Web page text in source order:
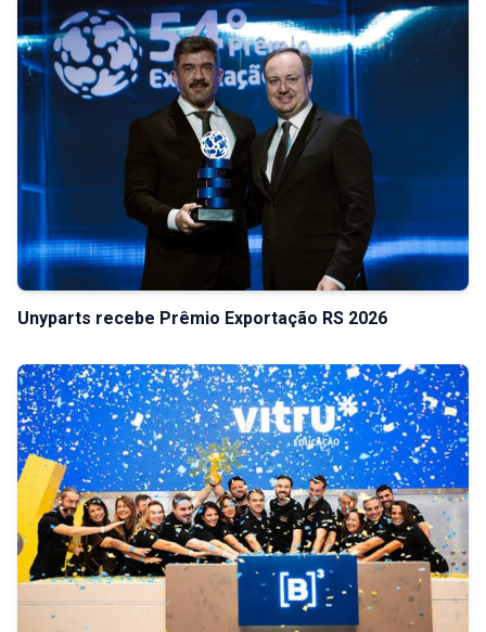
Unyparts recebe Prêmio Exportação RS 2026